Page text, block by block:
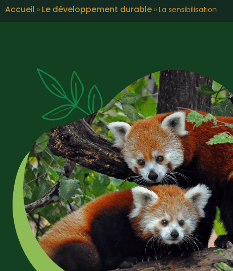
Accueil » Le développement durable » La sensibilisation